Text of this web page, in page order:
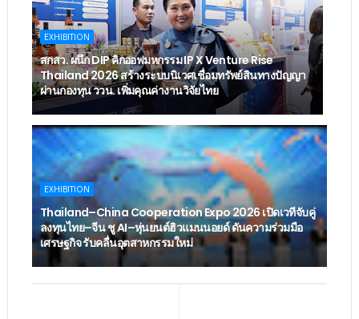
EXHIBITION
สกสว. ผนึก DIP คิกออฟมหกรรม IP X Venture Rise
Thailand 2026 สร้างระบบนิเวศเชื่อมทรัพย์สินทางปัญญา
ผ่านกองทุน ววน. เพิ่มคุณค่างานวิจัยไทย
EXHIBITION
Thailand–China Cooperation Expo 2026 เปิดเวทีจับคู่
ลงทุนไทย–จีน ชู AI–หุ่นยนต์ฮิวแมนนอยด์ ดันความร่วมมือ
เศรษฐกิจ รับคลื่นอุตสาหกรรมใหม่